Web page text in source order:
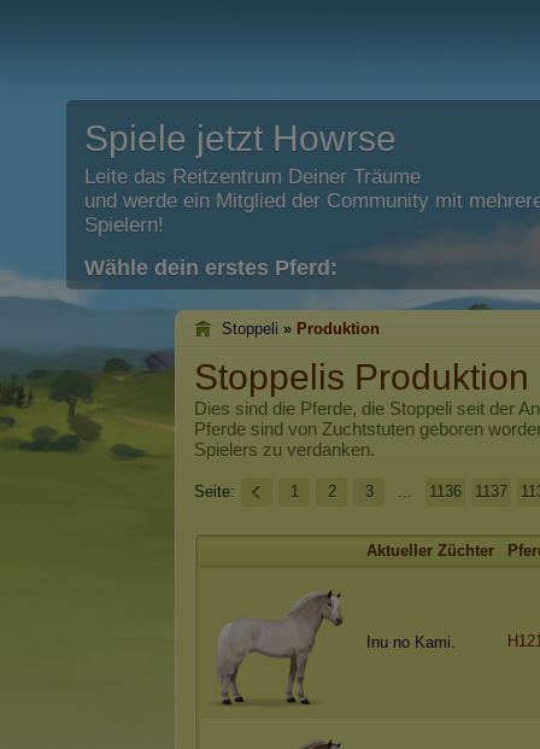
Spiele jetzt Howrse
Leite das Reitzentrum Deiner Träume
und werde ein Mitglied der Community mit
Spielern!
Wähle dein erstes Pferd:
Stoppeli » Produktion
Stoppelis Produktion
Dies sind die Pferde, die Stoppeli seit der
Pferde sind von Zuchtstuten geboren
Spielers zu verdanken.
Seite: 1 2 3 ... 1136 1137
Aktueller Züchter
Inu no Kami.